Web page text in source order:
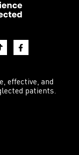
effective, and
patients.